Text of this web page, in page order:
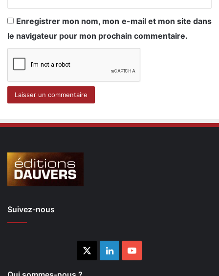
Enregistrer mon nom, mon e-mail et mon site dans
le navigateur pour mon prochain commentaire.
Suivez-nous
LinkedinYouTube